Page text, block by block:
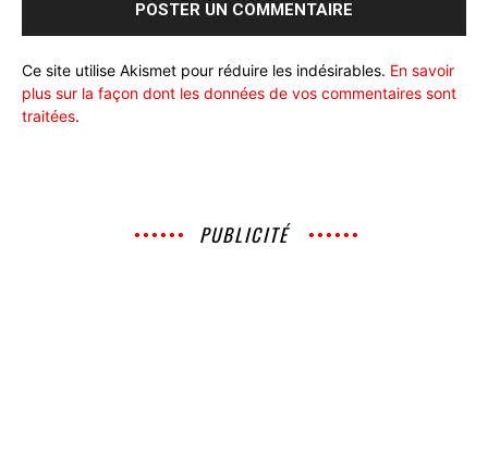
Ce site utilise Akismet pour réduire les indésirables. En savoir
plus sur la façon dont les données de vos commentaires sont
traitées.
PUBLICITÉ